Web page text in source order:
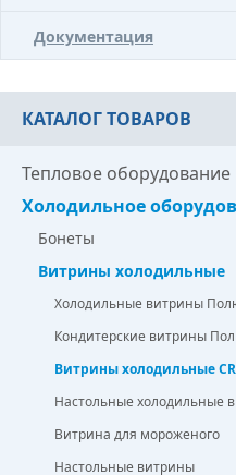
Документация
КАТАЛОГ ТОВАРОВ
Тепловое оборудование
Холодильное
Бонеты
Витрины холодильные
Холодильные витрины
Кондитерские витрины
Витрины холодильные
Настольные холодильные
Витрина для мороженого
Настольные витрины